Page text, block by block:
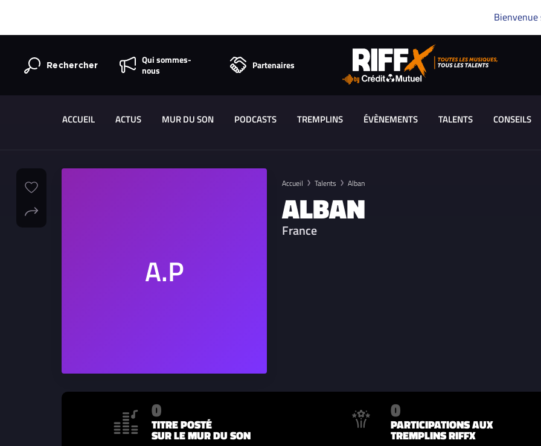
Bienvenue
Rechercher
Qui sommes-
nous
Partenaires
ACCUEIL ACTUS MUR DU SON PODCASTS TREMPLINS ÉVÈNEMENTS TALENTS CONSEILS
Accueil Talents Alban
ALBAN
France
0
TITRE POSTÉ
SUR LE MUR DU SON
0
PARTICIPATIONS AUX
TREMPLINS RIFFX